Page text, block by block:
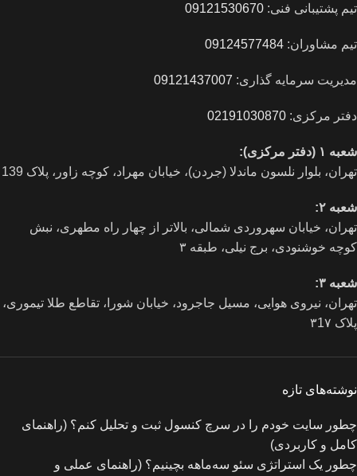
تیم پشتیبانی فنی: 09121530670
تیم مشاوران: 09124577484
مدیریت سرمایه گذاری: 09121437007
دفتر مرکزی: 02191030870
شعبه ۱ (دفتر مرکزی):
تهران، بلوار نلسون ماندلا (جردن)، خیابان مهراد، کوچه زاور، پلاک 139
شعبه ۲:
تهران، خيابان سهروردی شمالی، بالاتر از چهار راه مطهری، نبش
کوچه خوشنودی، برج نیلی، طبقه ۳
شعبه ۳:
تهران، نیروی هوایی، مسیل جاجرود، خیابان شورا، تقاطع طلا تیموری،
پلاک ۳1۷
نوشته‌های تازه
چطور سایت خودم را در سرچ کنسول ثبت و تحلیل کنم؟ (راهنمای
کامل و کاربردی)
چطور یک استراتژی سئو سه‌ماهه بچینیم؟ (راهنمای عملی و